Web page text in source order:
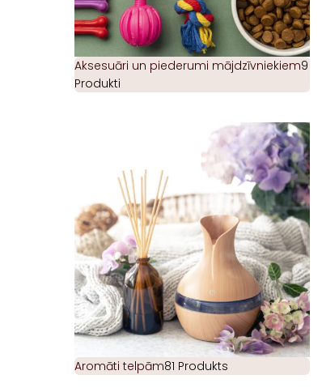
Aksesuāri un piederumi mājdzīvniekiem9
Produkti
Aromāti telpām81 Produkts